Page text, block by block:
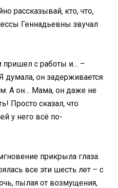
рассказывай, кто, что,
Геннадьевны звучал
пришел с работы и… –
думала, он задерживается
А он… Мама, он даже не
Просто сказал, что
у него всё по-
прикрыла глаза.
все эти шесть лет – с
пылая от возмущения,